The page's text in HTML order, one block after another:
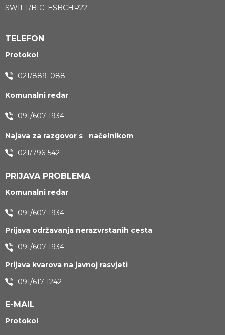
SWIFT/BIC: ESBCHR22
TELEFON
Protokol
021/889–088
Komunalni redar
091/607-1934
Najava za razgovor s načelnikom
021/796-542
PRIJAVA PROBLEMA
Komunalni redar
091/607-1934
Prijava održavanja nerazvrstanih cesta
091/607-1934
Prijava kvarova na javnoj rasvjeti
091/617-1242
E-MAIL
Protokol